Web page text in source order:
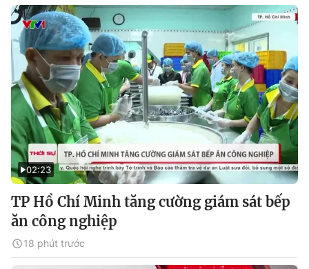
02:23
TP Hồ Chí Minh tăng cường giám sát bếp
ăn công nghiệp
18 phút trước